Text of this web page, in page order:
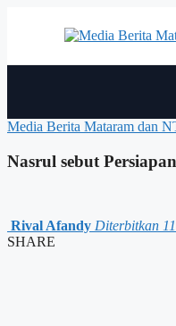
Media Berita Mataram dan
Nasrul sebut
Rival Afandy Diterbitkan
SHARE